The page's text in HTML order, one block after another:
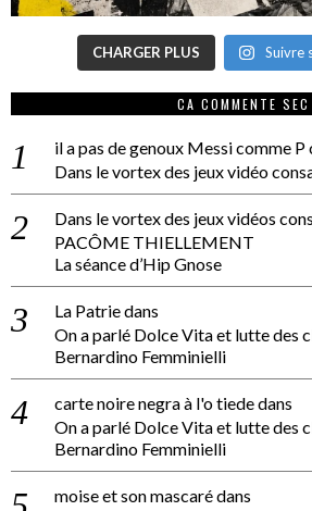
CHARGER PLUS Suivre
CA COMMENTE SEC
il a pas de genoux Messi comme P
Dans le vortex des jeux vidéo
Dans le vortex des jeux vidéos
PACÔME THIELLEMENT
La séance d’Hip Gnose
La Patriedans
On a parlé Dolce Vita et lutte des
Bernardino Femminielli
carte noire negra à l'o tiededans
On a parlé Dolce Vita et lutte des
Bernardino Femminielli
moise et son mascarédans